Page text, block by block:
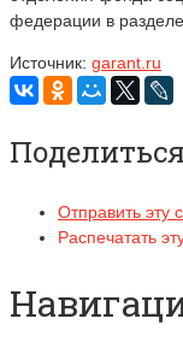
федерации в
Источник: garant.ru
Поделиться
Отправить эту
Распечатать